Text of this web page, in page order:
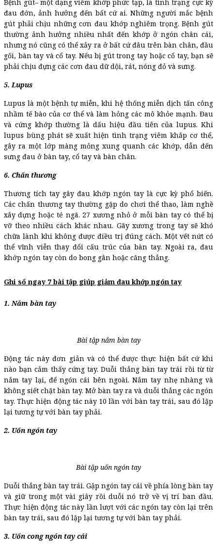
Bệnh gút– một dạng viêm khớp phức tạp, là tình trạng cực kỳ
đau đớn, ảnh hưởng đến bất cứ ai. Những người mắc bệnh
gút phải chịu những cơn đau khớp nghiêm trọng. Bệnh gút
thường ảnh hưởng nhiều nhất đến khớp ở ngón chân cái,
nhưng nó cũng có thể xảy ra ở bất cứ đâu trên bàn chân, đầu
gối, bàn tay và cổ tay. Nếu bị gút trong tay hoặc cổ tay, bạn sẽ
phải chịu đựng các cơn đau dữ dội, rát, nóng đỏ và sưng.
5. Lupus
Lupus là một bệnh tự miễn, khi hệ thống miễn dịch tấn công
nhầm tế bào của cơ thể và làm hỏng các mô khỏe mạnh. Đau
và cứng khớp thường là dấu hiệu đầu tiên của lupus. Khi
lupus bùng phát sẽ xuất hiện tình trạng viêm khắp cơ thể,
gây ra một lớp màng mỏng xung quanh các khớp, dẫn đến
sưng đau ở bàn tay, cổ tay và bàn chân.
6. Chấn thương
Thương tích tay gây đau khớp ngón tay là cực kỳ phổ biến.
Các chấn thương tay thường gặp do chơi thể thao, làm nghề
xây dựng hoặc té ngã. 27 xương nhỏ ở mỗi bàn tay có thể bị
vỡ theo nhiều cách khác nhau. Gãy xương trong tay sẽ khó
chữa lành khi không được điều trị đúng cách. Một vết nứt có
thể vĩnh viễn thay đổi cấu trúc của bàn tay. Ngoài ra, đau
khớp ngón tay còn do bong gân hoặc căng thẳng.
Ghi sổ ngay 7 bài tập giúp giảm đau khớp ngón tay
1. Nắm bàn tay
Bài tập nắm bàn tay
Động tác này đơn giản và có thể được thực hiện bất cứ khi
nào bạn cảm thấy cứng tay. Duỗi thẳng bàn tay trái rồi từ từ
nắm tay lại, để ngón cái bên ngoài. Nắm tay nhẹ nhàng và
không siết chặt bàn tay. Mở bàn tay ra và duỗi thẳng các ngón
tay. Thực hiện động tác này 10 lần với bàn tay trái, sau đó lặp
lại tương tự với bàn tay phải.
2. Uốn ngón tay
Bài tập uốn ngón tay
Duỗi thẳng bàn tay trái. Gập ngón tay cái về phía lòng bàn tay
và giữ trong một vài giây rồi duỗi nó trở về vị trí ban đầu.
Thực hiện động tác này lần lượt với các ngón tay còn lại trên
bàn tay trái, sau đó lặp lại tương tự với bàn tay phải.
3. Uốn cong ngón tay cái